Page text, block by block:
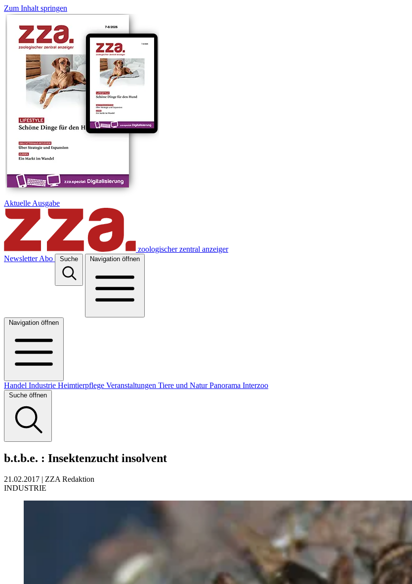
Zum Inhalt springen
Aktuelle Ausgabe
zoologischer zentral anzeiger
Newsletter Abo Suche Navigation öffnen
Navigation öffnen
Handel Industrie Heimtierpflege Veranstaltungen Tiere und NaturPanorama Interzoo
Suche öffnen
b.t.b.e. : Insektenzucht insolvent
21.02.2017 | ZZA Redaktion
INDUSTRIE